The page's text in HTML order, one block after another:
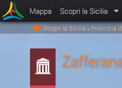
Mappa Scopri la Sicilia
Scopri la Sicilia > Provincia